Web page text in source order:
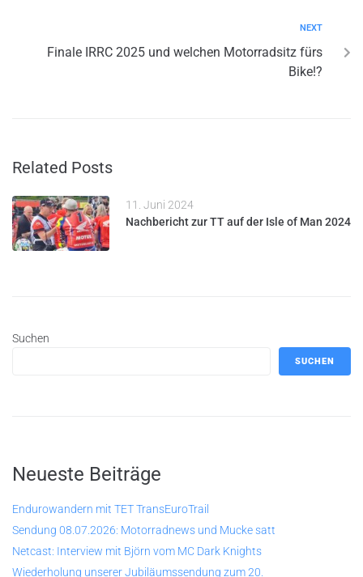
NEXT
Finale IRRC 2025 und welchen Motorradsitz fürs
Bike!?
Related Posts
11. Juni 2024
Nachbericht zur TT auf der Isle of Man 2024
Suchen
SUCHEN
Neueste Beiträge
Endurowandern mit TET TransEuroTrail
Sendung 08.07.2026: Motorradnews und Mucke satt
Netcast: Interview mit Björn vom MC Dark Knights
Wiederholung unserer Jubiläumssendung zum 20.